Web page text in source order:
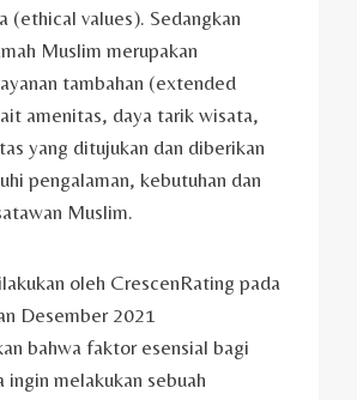
(ethical values). Sedangkan
Muslim merupakan
tambahan (extended
amenitas, daya tarik wisata,
yang ditujukan dan diberikan
pengalaman, kebutuhan dan
Muslim.
oleh CrescenRating pada
Desember 2021
bahwa faktor esensial bagi
melakukan sebuah